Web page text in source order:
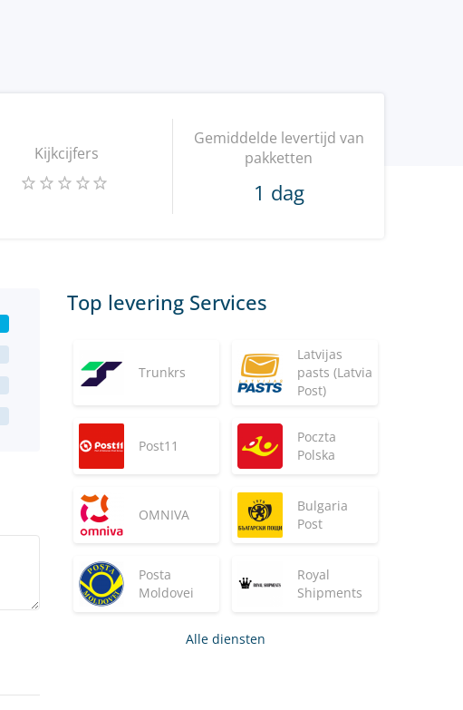
Kijkcijfers
Gemiddelde levertijd van
pakketten
1 dag
Top levering Services
Trunkrs
Latvijas
pasts (Latvia
Post)
Post11
Poczta
Polska
OMNIVA
Bulgaria
Post
Posta
Moldovei
Royal
Shipments
Alle diensten